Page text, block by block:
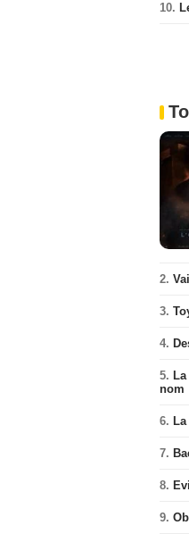
10.
2.
3.
4.
5.
nom
6.
7.
8.
9.